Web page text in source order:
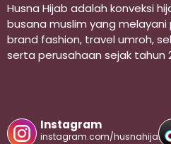
Husna Hijab adalah konveksi
busana muslim yang
brand fashion, travel umroh,
serta perusahaan sejak tahun
Instagram
instagram.com/